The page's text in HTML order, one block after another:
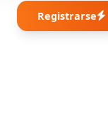
Registrarse